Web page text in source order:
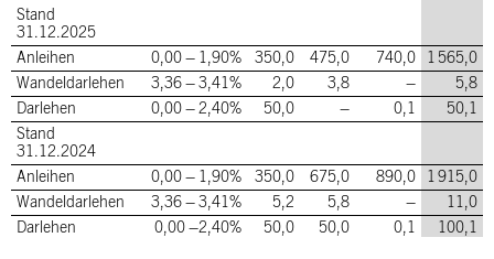
Stand
31.12.2025
Anleihen
0,00 – 1,90% 350,0 475,0 740,0
1 565,0
Wandeldarlehen
3,36 – 3,41% 2,0 3,8 –
5,8
Darlehen
0,00 – 2,40% 50,0 – 0,1
50,1
Stand
31.12.2024
Anleihen
0,00 – 1,90% 350,0 675,0 890,0
1 915,0
Wandeldarlehen
3,36 – 3,41% 5,2 5,8 –
11,0
Darlehen
0,00 –2,40% 50,0 50,0 0,1 100,1